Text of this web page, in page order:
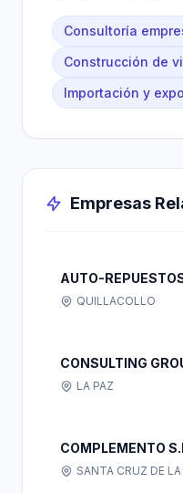
Consultoría
Construcción de
Importación y
Empresas
AUTO-
QUILLACOLLO
CONSULTING
LA PAZ
COMPLEMENTO
SANTA CRUZ DE LA